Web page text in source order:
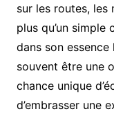
sur les routes, les
plus qu’un
dans son
souvent être une
chance unique
d’embrasser une